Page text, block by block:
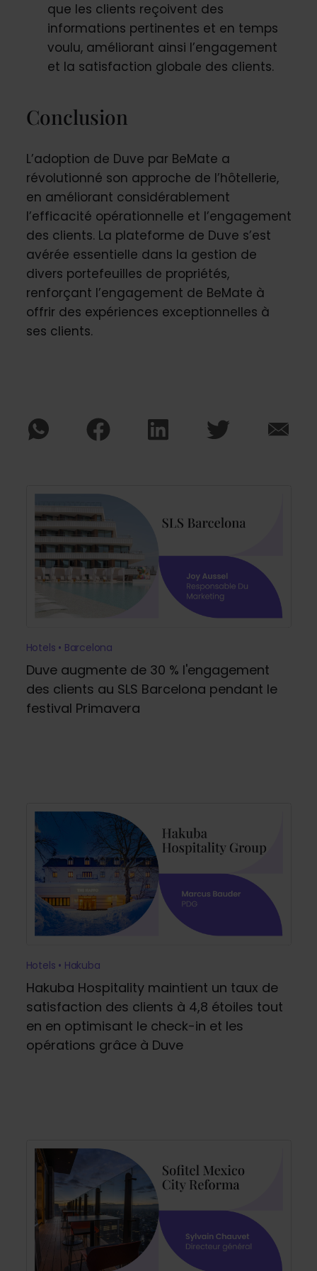
que les clients reçoivent des
informations pertinentes et en temps
voulu, améliorant ainsi l’engagement
et la satisfaction globale des clients.
Conclusion
L’adoption de Duve par BeMate a
révolutionné son approche de l’hôtellerie,
en améliorant considérablement
l’efficacité opérationnelle et l’engagement
des clients. La plateforme de Duve s’est
avérée essentielle dans la gestion de
divers portefeuilles de propriétés,
renforçant l’engagement de BeMate à
offrir des expériences exceptionnelles à
ses clients.
Hotels • Barcelona
Duve augmente de 30 % l'engagement
des clients au SLS Barcelona pendant le
festival Primavera
Hotels • Hakuba
Hakuba Hospitality maintient un taux de
satisfaction des clients à 4,8 étoiles tout
en en optimisant le check-in et les
opérations grâce à Duve